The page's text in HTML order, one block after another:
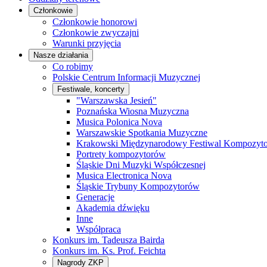
Członkowie
Członkowie honorowi
Członkowie zwyczajni
Warunki przyjęcia
Nasze działania
Co robimy
Polskie Centrum Informacji Muzycznej
Festiwale, koncerty
"Warszawska Jesień"
Poznańska Wiosna Muzyczna
Musica Polonica Nova
Warszawskie Spotkania Muzyczne
Krakowski Międzynarodowy Festiwal
Portrety kompozytorów
Śląskie Dni Muzyki Współczesnej
Musica Electronica Nova
Śląskie Trybuny Kompozytorów
Generacje
Akademia dźwięku
Inne
Współpraca
Konkurs im. Tadeusza Bairda
Konkurs im. Ks. Prof. Feichta
Nagrody ZKP